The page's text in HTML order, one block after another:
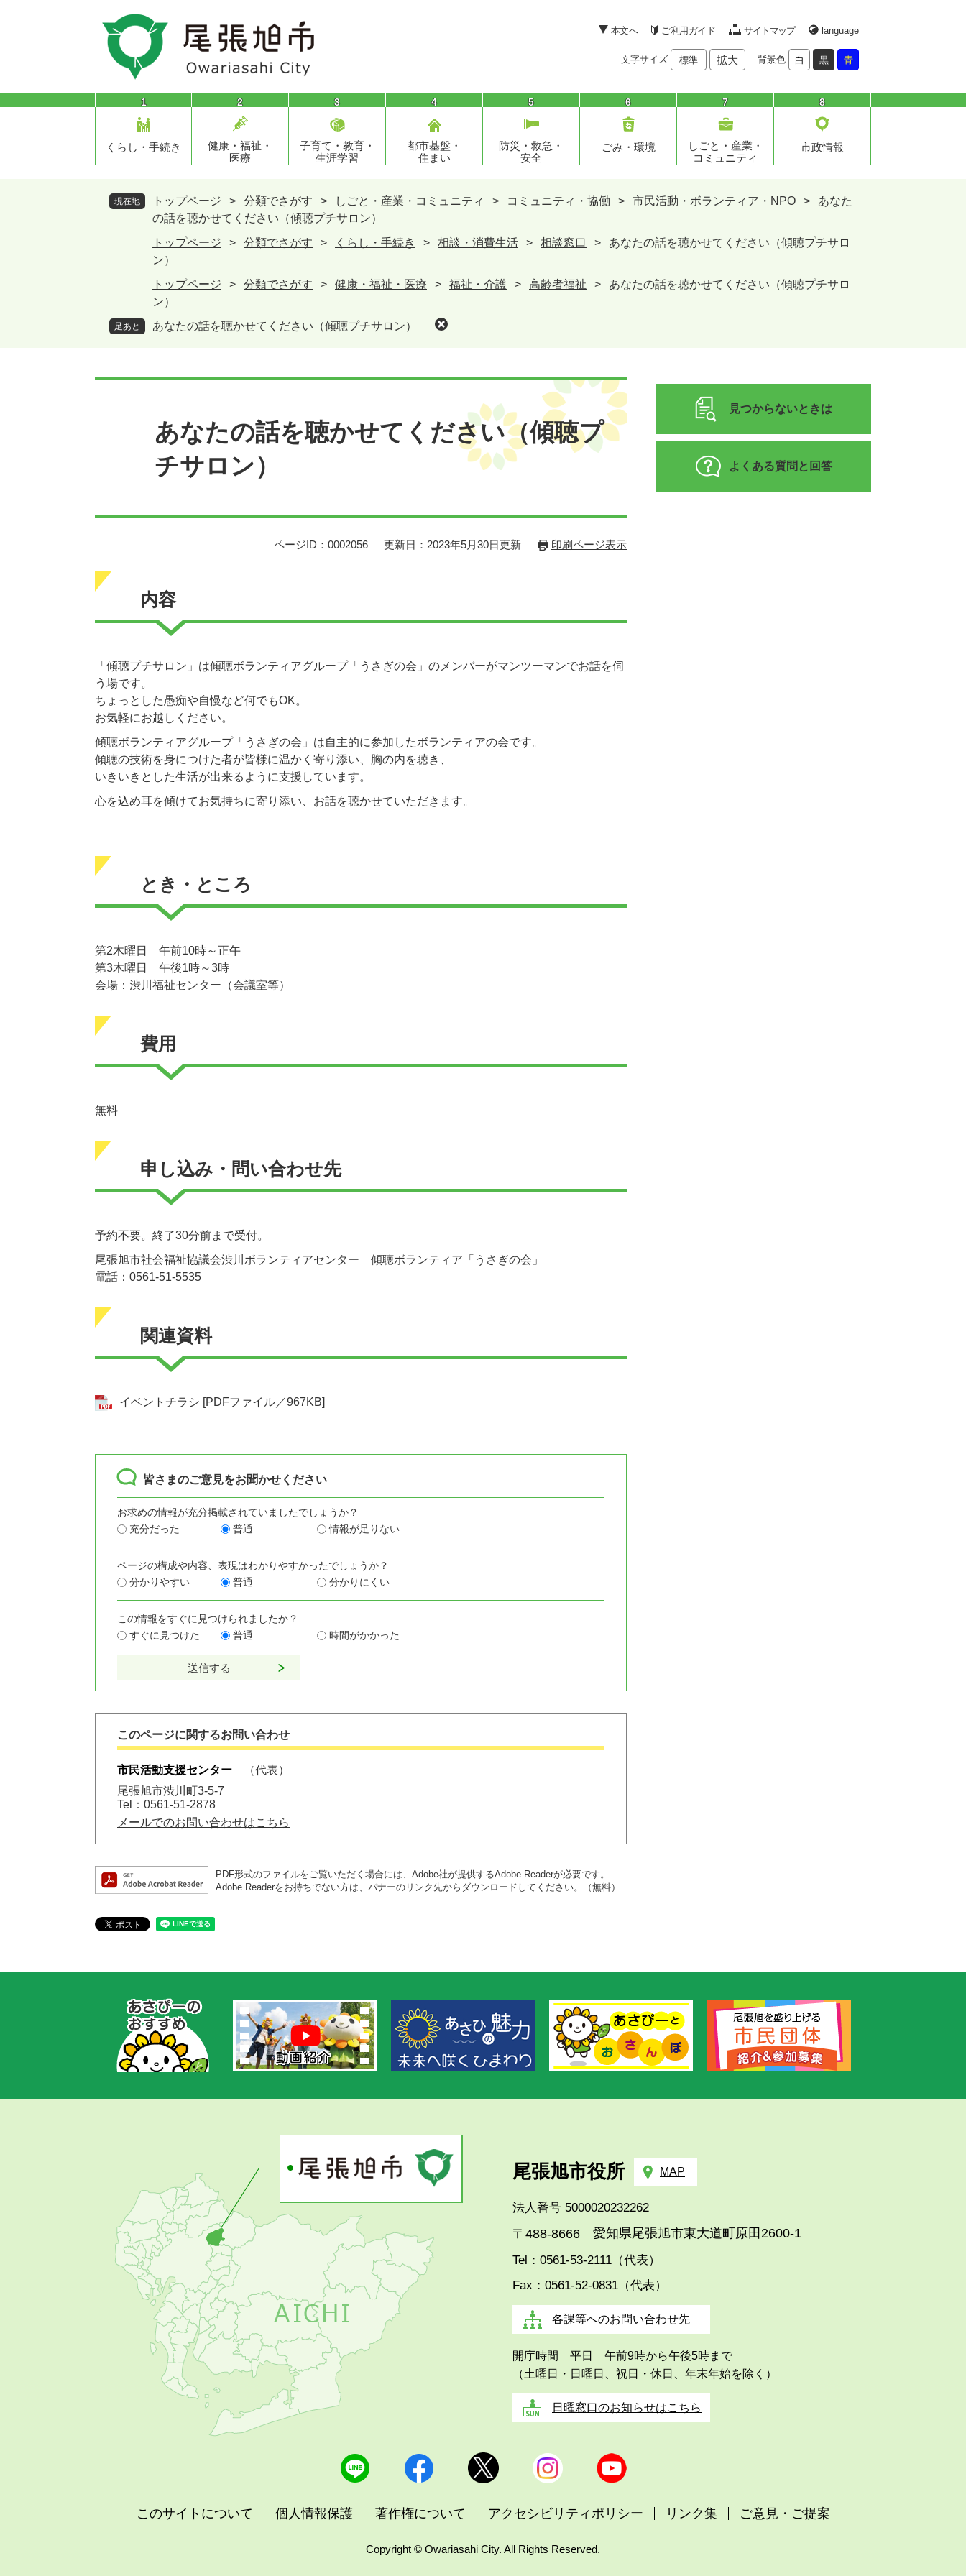
頭
飛
本文へ ご利用ガイド サイトマップ language
文字サイズ 標準 拡大 背景色 白 黒 青
1
くらし・手続き
2
健康・福祉・
医療
3
子育て・教育・
生涯学習
4
都市基盤・
住まい
5
防災・救急・
安全
6
ごみ・環境
7
しごと・産業・
コミュニティ
8
市政情報
現在地 トップページ > 分類でさがす > しごと・産業・コミュニティ > コミュニティ・協働 > 市民活動・ボランティア・NPO >
あなた
の話を聴かせてください（傾聴プチサロン）
トップページ
> 分類でさがす > くらし・手続き > 相談・消費生活 > 相談窓口 >
あなたの話を聴かせてください（傾聴プチサロ
ン）
トップページ
> 分類でさがす > 健康・福祉・医療 > 福祉・介護 > 高齢者福祉 >
あなたの話を聴かせてください（傾聴プチサロ
ン）
足あと あなたの話を聴かせてください（傾聴プチサロン）
あなたの話を聴かせてください（傾聴プ
チサロン）
ページID：0002056 更新日：2023年5月30日更新 印刷ページ表示
内容
​「傾聴プチサロン」は傾聴ボランティアグループ「うさぎの会」のメンバーがマンツーマンでお話を伺
う場です。
ちょっとした愚痴や自慢など何でもOK。
お気軽にお越しください。
傾聴ボランティアグループ「うさぎの会」は自主的に参加したボランティアの会です。
傾聴の技術を身につけた者が皆様に温かく寄り添い、胸の内を聴き、
いきいきとした生活が出来るように支援しています。
心を込め耳を傾けてお気持ちに寄り添い、お話を聴かせていただきます。
とき・ところ
第2木曜日 午前10時～正午
第3木曜日 午後1時～3時
会場：渋川福祉センター（会議室等）
費用
無料
申し込み・問い合わせ先
予約不要。終了30分前まで受付。
尾張旭市社会福祉協議会渋川ボランティアセンター 傾聴ボランティア「うさぎの会」
電話：0561-51-5535
関連資料
イベントチラシ [PDFファイル／967KB]
皆さまのご意見をお聞かせください
お求めの情報が充分掲載されていましたでしょうか？
充分だった
普通 情報が足りない
ページの構成や内容、表現はわかりやすかったでしょうか？
分かりやすい
普通 分かりにくい
この情報をすぐに見つけられましたか？
すぐに見つけた
普通 時間がかかった
このページに関するお問い合わせ
市民活動支援センター
代表
尾張旭市渋川町3-5-7
Tel：0561-51-2878
メールでのお問い合わせはこちら
PDF形式のファイルをご覧いただく場合には、Adobe社が提供するAdobe Readerが必要です。
Adobe Readerをお持ちでない方は、バナーのリンク先からダウンロードしてください。（無料）
見つからないときは
よくある質問と回答
あ
す
め
尾張旭市役所 MAP
法人番号 5000020232262
〒488-8666 愛知県尾張旭市東大道町原田2600-1
Tel：0561-53-2111（代表）
Fax：0561-52-0831（代表）
各課等へのお問い合わせ先
開庁時間 平日 午前9時から午後5時まで
（土曜日・日曜日、祝日・休日、年末年始を除く）
日曜窓口のお知らせはこちら
このサイトについて 個人情報保護 著作権について アクセシビリティポリシー リンク集 ご意見・ご提案
Copyright © Owariasahi City. All Rights Reserved.